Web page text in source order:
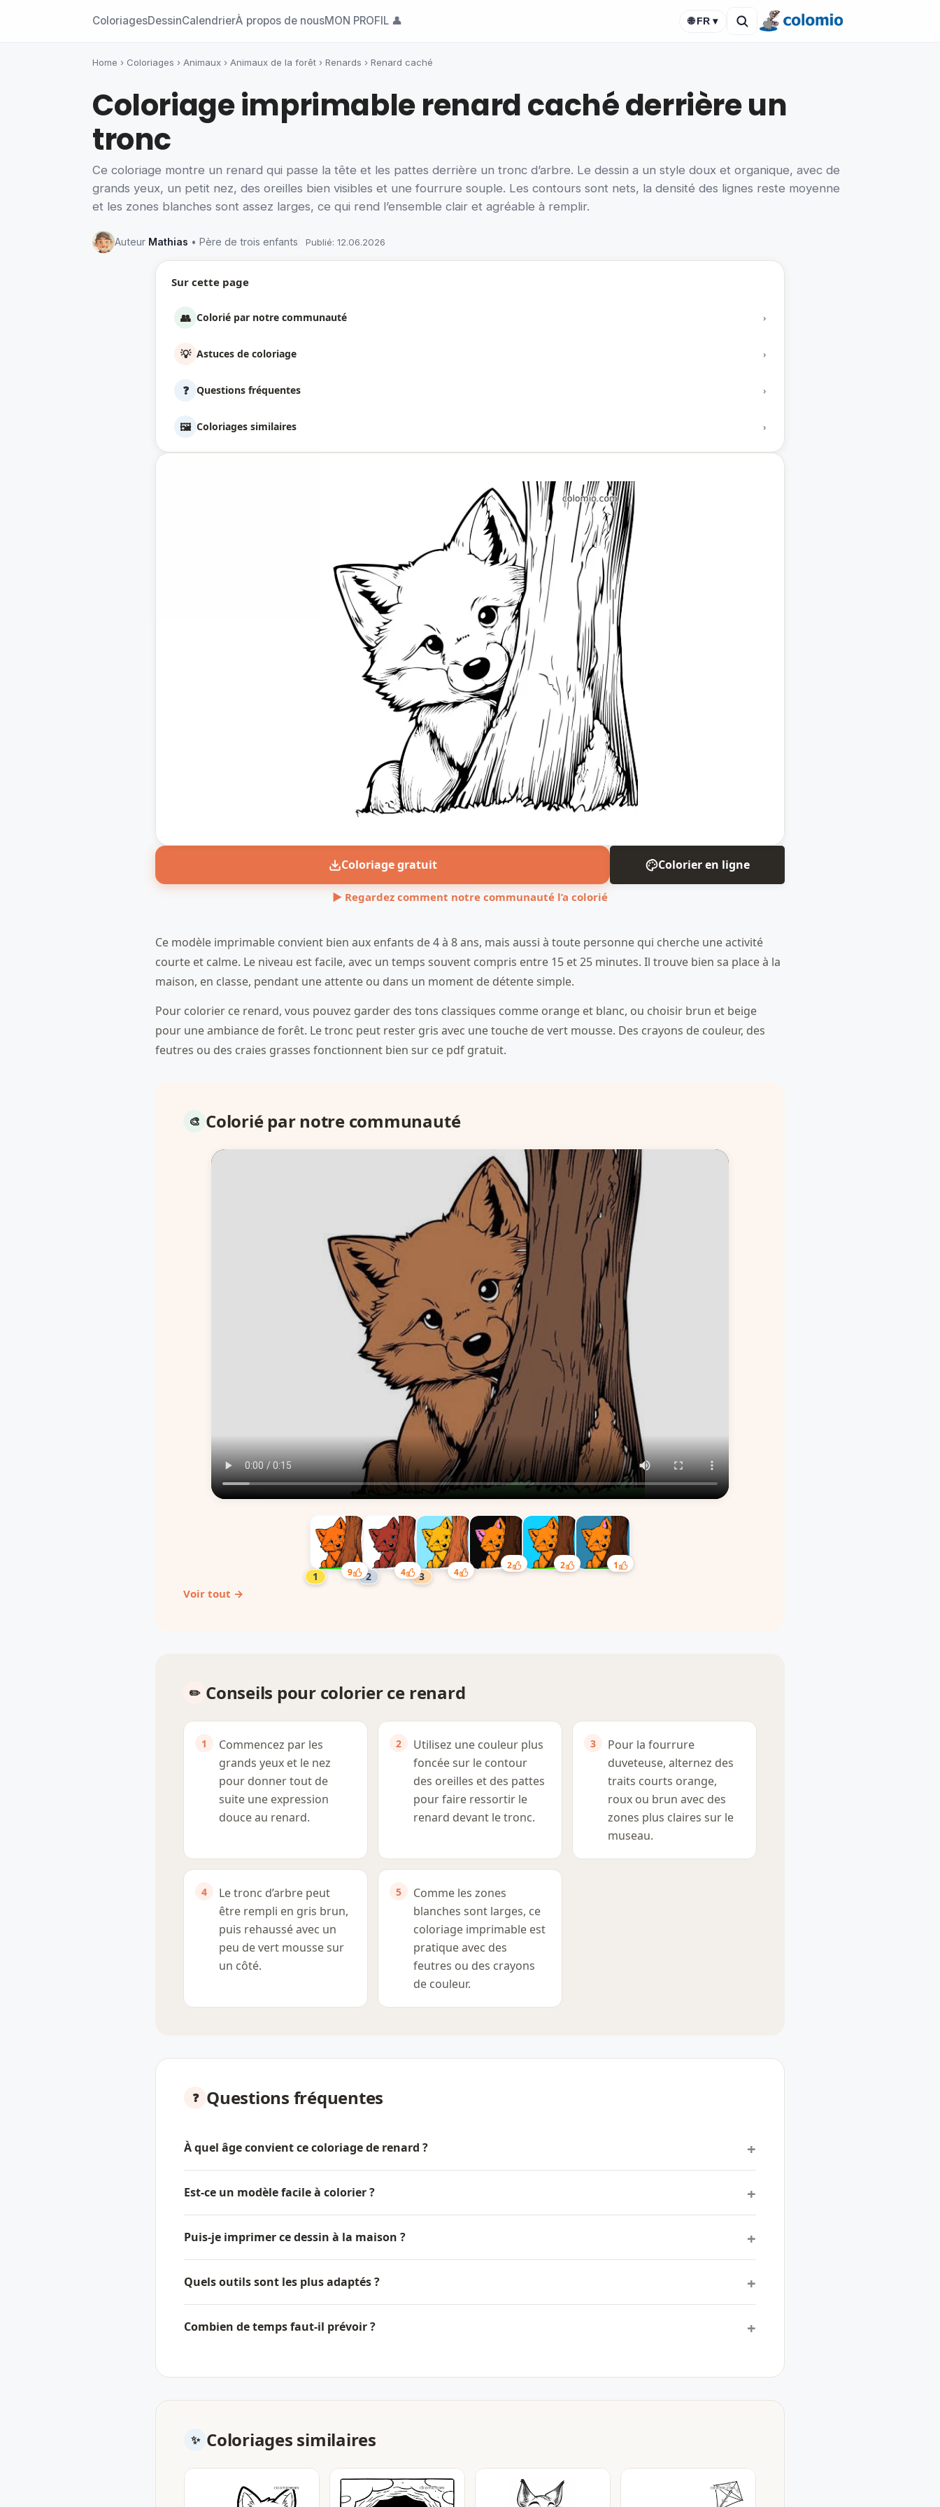
ColoriagesDessinCalendrierÀ propos de nousMON PROFIL 👤 🌐 FR ▾
Home › Coloriages › Animaux › Animaux de la forêt › Renards › Renard caché
Coloriage imprimable renard caché derrière un
tronc
Ce coloriage montre un renard qui passe la tête et les pattes derrière un tronc d’arbre. Le dessin a un style doux et organique, avec de
grands yeux, un petit nez, des oreilles bien visibles et une fourrure souple. Les contours sont nets, la densité des lignes reste moyenne
et les zones blanches sont assez larges, ce qui rend l’ensemble clair et agréable à remplir.
Auteur Mathias • Père de trois enfants Publié: 12.06.2026
Sur cette page
👥 Colorié par notre communauté ›
💡 Astuces de coloriage ›
❓ Questions fréquentes ›
🖼️ Coloriages similaires ›
Coloriage gratuit Colorier en ligne
▶ Regardez comment notre communauté l’a colorié
Ce modèle imprimable convient bien aux enfants de 4 à 8 ans, mais aussi à toute personne qui cherche une activité
courte et calme. Le niveau est facile, avec un temps souvent compris entre 15 et 25 minutes. Il trouve bien sa place à la
maison, en classe, pendant une attente ou dans un moment de détente simple.
Pour colorier ce renard, vous pouvez garder des tons classiques comme orange et blanc, ou choisir brun et beige
pour une ambiance de forêt. Le tronc peut rester gris avec une touche de vert mousse. Des crayons de couleur, des
feutres ou des craies grasses fonctionnent bien sur ce pdf gratuit.
Colorié par notre communauté
9 4 4
2 2 1
Voir tout →
Conseils pour colorier ce renard
Commencez par les
grands yeux et le nez
pour donner tout de
suite une expression
douce au renard.
Utilisez une couleur plus
foncée sur le contour
des oreilles et des pattes
pour faire ressortir le
renard devant le tronc.
Pour la fourrure
duveteuse, alternez des
traits courts orange,
roux ou brun avec des
zones plus claires sur le
museau.
Le tronc d’arbre peut
être rempli en gris brun,
puis rehaussé avec un
peu de vert mousse sur
un côté.
Comme les zones
blanches sont larges, ce
coloriage imprimable est
pratique avec des
feutres ou des crayons
de couleur.
Questions fréquentes
À quel âge convient ce coloriage de renard ?
Est-ce un modèle facile à colorier ?
Puis-je imprimer ce dessin à la maison ?
Quels outils sont les plus adaptés ?
Combien de temps faut-il prévoir ?
Coloriages similaires